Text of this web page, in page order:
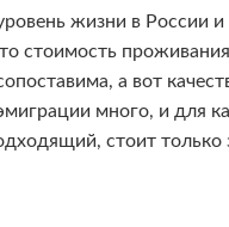
жизни в России
стоимость
а вот
много, и для
стоит только